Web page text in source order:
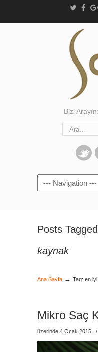
Bizi
Navigation
Posts Tagged
kaynak
Ana Sayfa → Tag: en
Mikro Saç
üzerinde 4 Ocak 2015 /